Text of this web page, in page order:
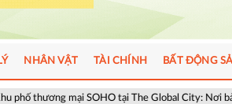
mại SOHO tại The Global City: Nơi bản sắc
NHÂN VẬT TÀI CHÍNH BẤT ĐỘNG